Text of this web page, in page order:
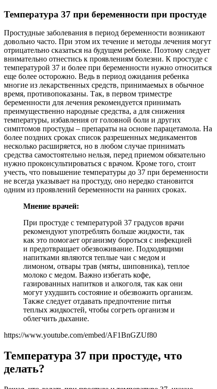
Температура 37 при беременности при простуде
Простудные заболевания в период беременности возникают
довольно часто. При этом их течение и методы лечения могут
отрицательно сказаться на будущем ребенке. Поэтому следует
внимательно отнестись к проявлениям болезни. К простуде с
температурой 37 и более при беременности нужно относиться
еще более осторожно. Ведь в период ожидания ребенка
многие из лекарственных средств, принимаемых в обычное
время, противопоказаны. Так, в первом триместре
беременности для лечения рекомендуется принимать
преимущественно народные средства, а для снижения
температуры, избавления от головной боли и других
симптомов простуды – препараты на основе парацетамола. На
более поздних сроках список разрешенных медикаментов
несколько расширяется, но в любом случае принимать
средства самостоятельно нельзя, перед приемом обязательно
нужно проконсультироваться с врачом. Кроме того, стоит
учесть, что повышение температуры до 37 при беременности
не всегда указывает на простуду, оно нередко становится
одним из проявлений беременности на ранних сроках.
Мнение врачей:
При простуде с температурой 37 градусов врачи
рекомендуют употреблять больше жидкости, так
как это помогает организму бороться с инфекцией
и предотвращает обезвоживание. Подходящими
напитками являются теплые чаи с медом и
лимоном, отвары трав (мяты, шиповника), теплое
молоко с медом. Важно избегать кофе,
газированных напитков и алкоголя, так как они
могут ухудшить состояние и обезвожить организм.
Также следует отдавать предпочтение питья
теплых жидкостей, чтобы согреть организм и
облегчить дыхание.
https://www.youtube.com/embed/AF1BnGZUf80
Температура 37 при простуде, что
делать?